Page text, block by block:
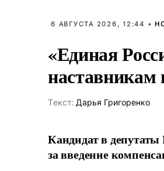
6 АВГУСТА 2026, 12:44 •
«Единая
наставникам
Tекст: Дарья Григоренко
Кандидат в
за введение